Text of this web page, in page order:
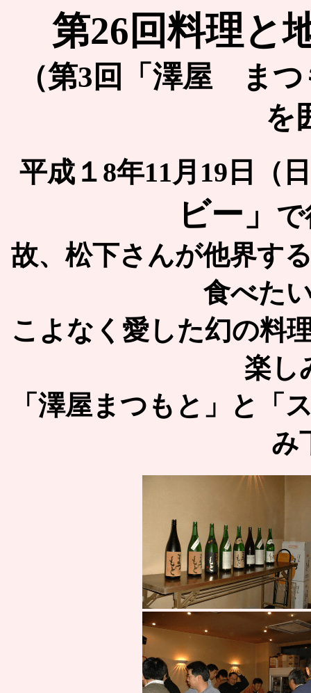
第26回料理と
（第3回「澤屋 ま
を
平成１8年11月19日（
ビー 」
故、松下さんが他界す
食べた
こよなく愛した幻の料
楽し
「澤屋まつもと」と「
み